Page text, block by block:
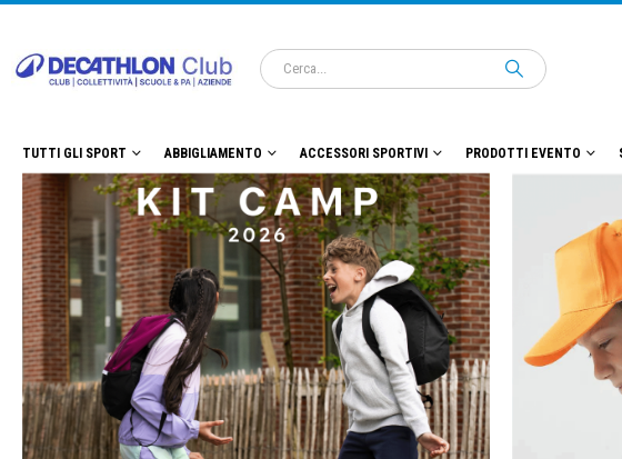
TUTTI GLI SPORT ABBIGLIAMENTO ACCESSORI SPORTIVI PRODOTTI EVENTO